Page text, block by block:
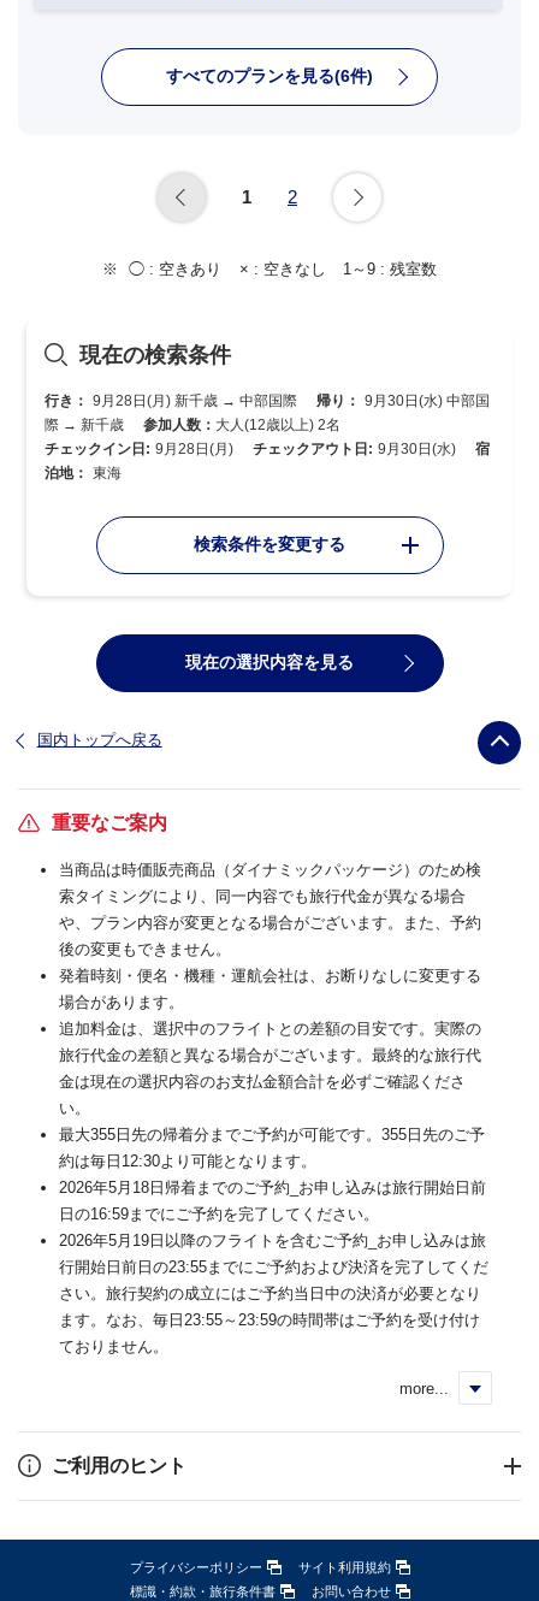
すべてのプランを見る(6件)
1 2
◯ : 空きあり × : 空きなし 1～9 : 残室数
現在の検索条件
行き： 9月28日(月) 新千歳 → 中部国際 帰り： 9月30日(水) 中部国
際 → 新千歳
参加人数： 大人(12歳以上) 2名
チェックイン日: 9月28日(月) チェックアウト日: 9月30日(水)
宿
泊地： 東海
検索条件を変更する
現在の選択内容を見る
国内トップへ戻る
重要なご案内
当商品は時価販売商品（ダイナミックパッケージ）のため検
索タイミングにより、同一内容でも旅行代金が異なる場合
や、プラン内容が変更となる場合がございます。また、予約
後の変更もできません。
発着時刻・便名・機種・運航会社は、お断りなしに変更する
場合があります。
追加料金は、選択中のフライトとの差額の目安です。実際の
旅行代金の差額と異なる場合がございます。最終的な旅行代
金は現在の選択内容のお支払金額合計を必ずご確認くださ
い。
最大355日先の帰着分までご予約が可能です。355日先のご予
約は毎日12:30より可能となります。
2026年5月18日帰着までのご予約_お申し込みは旅行開始日前
日の16:59までにご予約を完了してください。
2026年5月19日以降のフライトを含むご予約_お申し込みは旅
行開始日前日の23:55までにご予約および決済を完了してくだ
さい。旅行契約の成立にはご予約当日中の決済が必要となり
ます。なお、毎日23:55～23:59の時間帯はご予約を受け付け
ておりません。
more...
ご利用のヒント
プライバシーポリシー
サイト利用規約
標識・約款・旅行条件書
お問い合わせ